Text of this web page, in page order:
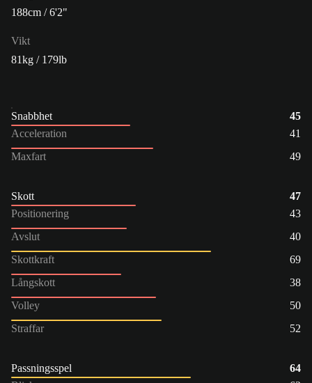
188cm / 6'2"
Vikt
81kg / 179lb
Snabbhet
45
Acceleration
41
Maxfart
49
Skott
47
Positionering
43
Avslut
40
Skottkraft
69
Långskott
38
Volley
50
Straffar
52
Passningsspel
64